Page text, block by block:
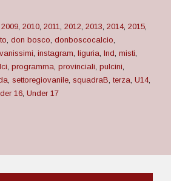
2009 2010 2011 2012 2013 2014, 2015
don bosco donboscocalcio
instagram liguria lnd misti
programma provinciali pulcini
settoregiovanile squadraB terza U14,
16 Under 17